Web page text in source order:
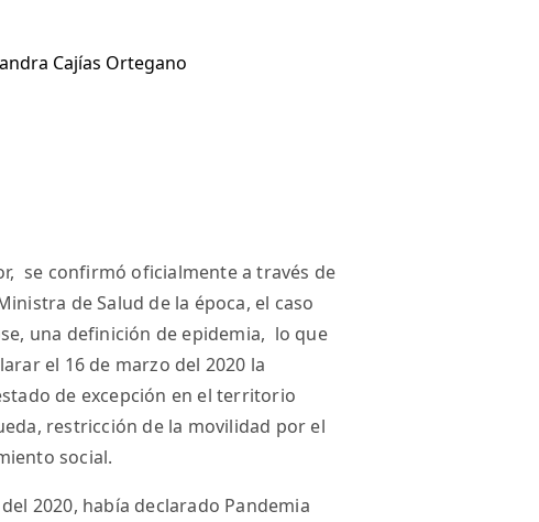
Cajías Ortegano
se confirmó oficialmente a través de
de Salud de la época, el caso
una definición de epidemia, lo que
el 16 de marzo del 2020 la
de excepción en el territorio
restricción de la movilidad por el
social.
2020, había declarado Pandemia